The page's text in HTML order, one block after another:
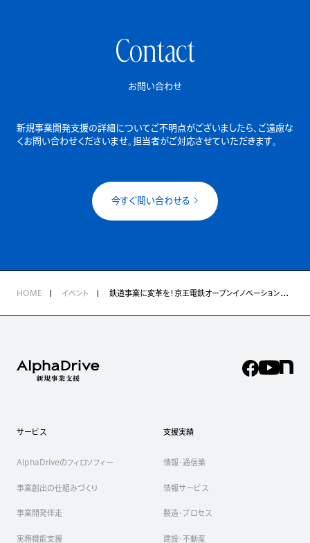
Contact
お問い合わせ
新規事業開発支援の詳細についてご不明点がございましたら、 ご遠慮な
くお問い合わせくださいませ。担当者がご対応させていただきます。
今すぐ問い合わせる
HOME イベント 鉄道事業に変革を！京王電鉄オープンイノベーションプログラム 立ち上げストーリー
サービス
AlphaDriveのフィロソフィー
事業創出の仕組みづくり
事業開発伴走
実務機能支援
支援実績
情報・通信業
情報サービス
製造・プロセス
建設・不動産